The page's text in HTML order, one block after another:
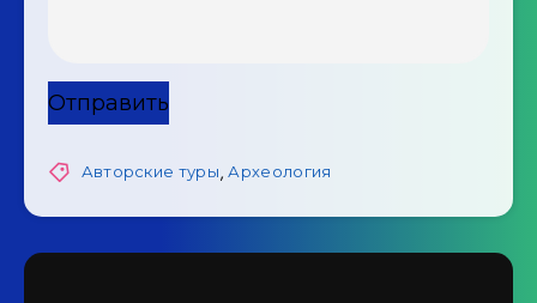
Отправить
Авторские туры,Археология